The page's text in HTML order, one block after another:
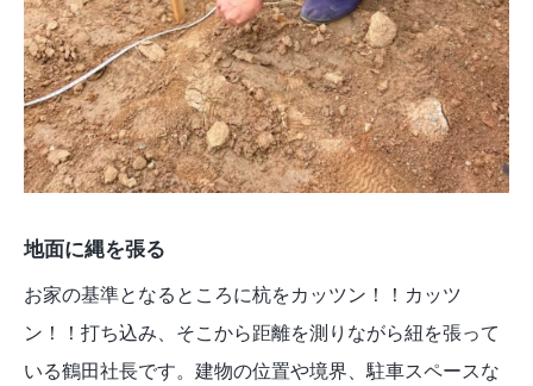
地面に縄を張る
お家の基準となるところに杭をカッツン！！カッツ
ン！！打ち込み、そこから距離を測りながら紐を張って
いる鶴田社長です。建物の位置や境界、駐車スペースな